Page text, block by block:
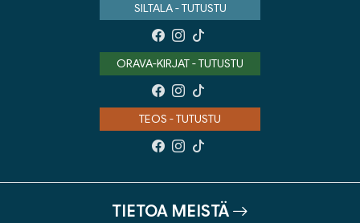
SILTALA - TUTUSTU
ORAVA-KIRJAT - TUTUSTU
TEOS - TUTUSTU
TIETOA MEISTÄ